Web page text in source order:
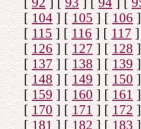
[104] [105] [106]
[115] [116] [117]
[126] [127] [128]
[137] [138] [139]
[148] [149] [150]
[159] [160] [161]
[170] [171] [172]
[181] [182] [183]